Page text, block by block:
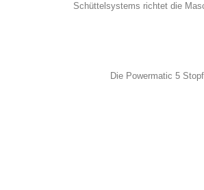
Schüttelsystems richtet die
Die Powermatic 5